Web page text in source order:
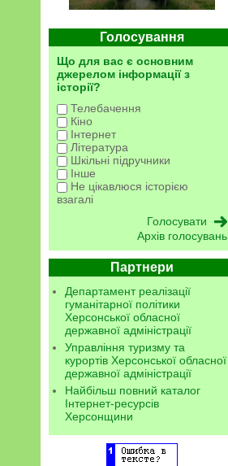
Голосування
Що для вас є основним
джерелом інформації з
історії?
Телебачення
Кіно
Інтернет
Література
Шкільні підручники
Інше
Не цікавлюся історією
взагалі
Архів голосувань
Партнери
Департамент реалізації
гуманітарної політики
Херсонської обласної
державної адміністрації
Управління туризму та
курортів Херсонської обласної
державної адміністрації
Найбільш повний каталог
Інтернет-ресурсів
Херсонщини